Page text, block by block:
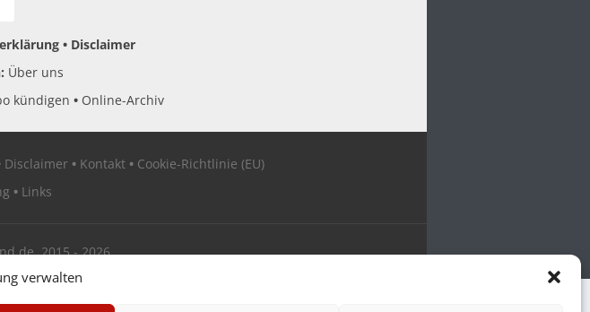
verwalten
Disclaimer
Über uns
kündigen Online-Archiv
Disclaimer Kontakt
Cookie-Richtlinie (EU)
Links
2015 - 2026
anmelden